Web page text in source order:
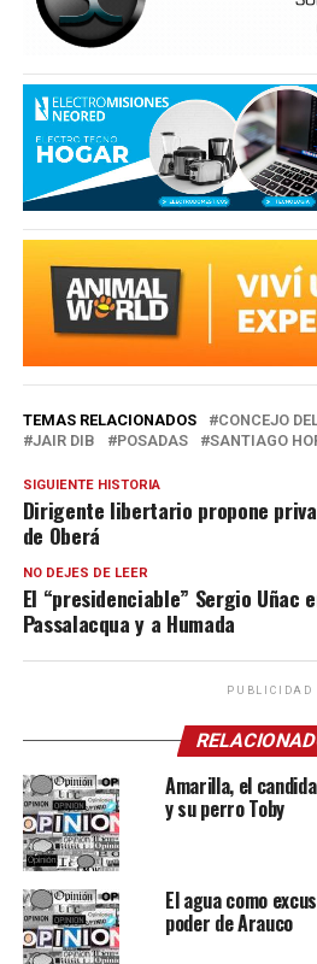
TEMAS RELACIONADOS CONCEJO
JAIR DIB
POSADAS SANTIAGO
SIGUIENTE HISTORIA
Dirigente libertario propone
de Oberá
NO DEJES DE LEER
El “presidenciable” Sergio Uñac
Passalacqua y a Humada
PUBLICIDAD
Amarilla, el
y su perro Toby
El agua como
poder de Arauco